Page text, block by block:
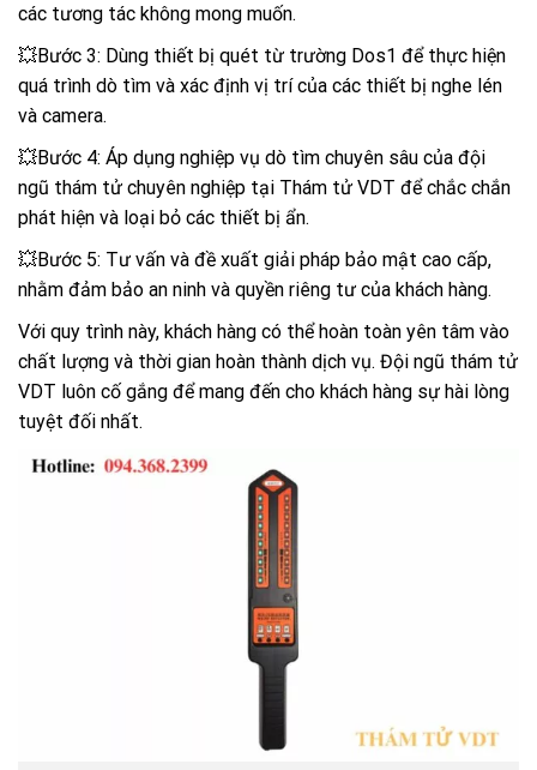
các tương tác không mong muốn.
💥Bước 3: Dùng thiết bị quét từ trường Dos1 để thực hiện
quá trình dò tìm và xác định vị trí của các thiết bị nghe lén
và camera.
💥Bước 4: Áp dụng nghiệp vụ dò tìm chuyên sâu của đội
ngũ thám tử chuyên nghiệp tại Thám tử VDT để chắc chắn
phát hiện và loại bỏ các thiết bị ẩn.
💥Bước 5: Tư vấn và đề xuất giải pháp bảo mật cao cấp,
nhằm đảm bảo an ninh và quyền riêng tư của khách hàng.
Với quy trình này, khách hàng có thể hoàn toàn yên tâm vào
chất lượng và thời gian hoàn thành dịch vụ. Đội ngũ thám tử
VDT luôn cố gắng để mang đến cho khách hàng sự hài lòng
tuyệt đối nhất.